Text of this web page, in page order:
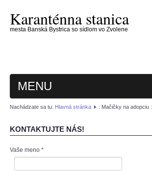
Karanténna stanica
mesta Banská Bystrica so sídlom vo Zvolene
MENU
: KONTAKTUJTE NÁS :
Nachádzate sa tu: Hlavná stránka : Mačičky na adopciu :
KONTAKTUJTE NÁS!
Vaše meno *